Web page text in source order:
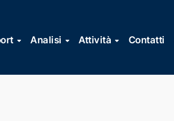
Analisi Attività Contatti